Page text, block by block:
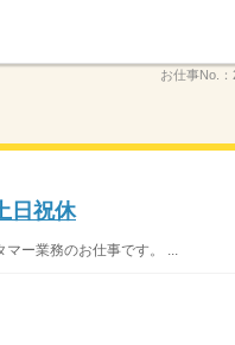
お仕事No.：
日祝休
ー業務のお仕事です。 ...